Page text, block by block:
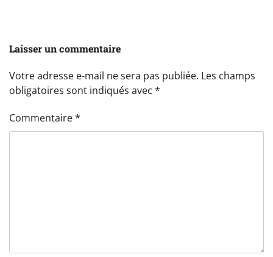
Laisser un commentaire
Votre adresse e-mail ne sera pas publiée. Les champs
obligatoires sont indiqués avec *
Commentaire*